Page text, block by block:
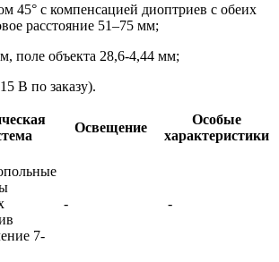
45° с компенсацией диоптриев с обеих
расстояние 51–75 мм;
поле объекта 28,6-4,44 мм;
В по заказу).
Освещение
Особые
характеристики
7-
- -